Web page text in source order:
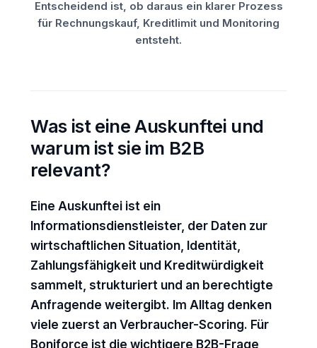
Entscheidend ist, ob daraus ein klarer Prozess
für Rechnungskauf, Kreditlimit und Monitoring
entsteht.
Was ist eine Auskunftei und
warum ist sie im B2B
relevant?
Eine Auskunftei ist ein
Informationsdienstleister, der Daten zur
wirtschaftlichen Situation, Identität,
Zahlungsfähigkeit und Kreditwürdigkeit
sammelt, strukturiert und an berechtigte
Anfragende weitergibt. Im Alltag denken
viele zuerst an Verbraucher-Scoring. Für
Boniforce ist die wichtigere B2B-Frage